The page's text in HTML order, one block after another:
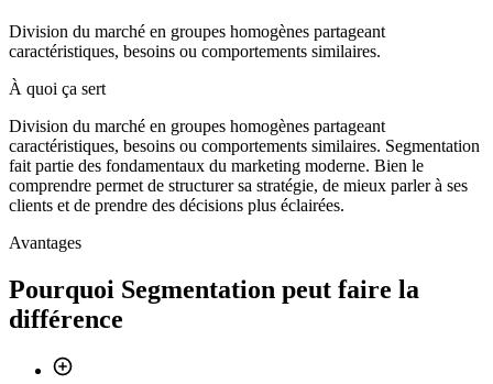
Division du marché en groupes homogènes partageant
caractéristiques, besoins ou comportements similaires.
À quoi ça sert
Division du marché en groupes homogènes partageant
caractéristiques, besoins ou comportements similaires. Segmentation
fait partie des fondamentaux du marketing moderne. Bien le
comprendre permet de structurer sa stratégie, de mieux parler à ses
clients et de prendre des décisions plus éclairées.
Avantages
Pourquoi Segmentation peut faire la
différence